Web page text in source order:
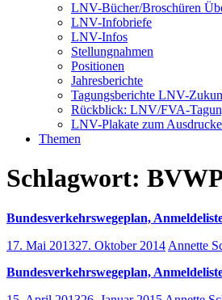
LNV-Bücher/Broschüren
LNV-Infobriefe
LNV-Infos
Stellungnahmen
Positionen
Jahresberichte
Tagungsberichte LNV-
Rückblick: LNV/FVA-
LNV-Plakate zum
Themen
Schlagwort:
Bundesverkehrswegeplan,
17. Mai 201327. Oktober 2014 Annette
Bundesverkehrswegeplan,